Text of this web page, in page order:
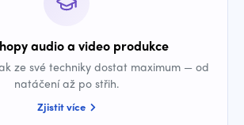
audio a video produkce
ze své techniky dostat maximum — od
natáčení až po střih.
Zjistit více